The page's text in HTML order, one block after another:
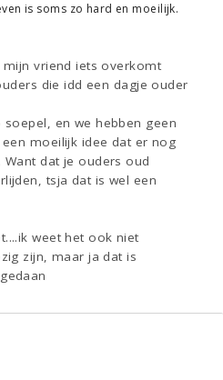
is soms zo hard en moeilijk.
vriend iets overkomt
die idd een dagje ouder
en we hebben geen
moeilijk idee dat er nog
dat je ouders oud
tsja dat is wel een
weet het ook niet
zijn, maar ja dat is